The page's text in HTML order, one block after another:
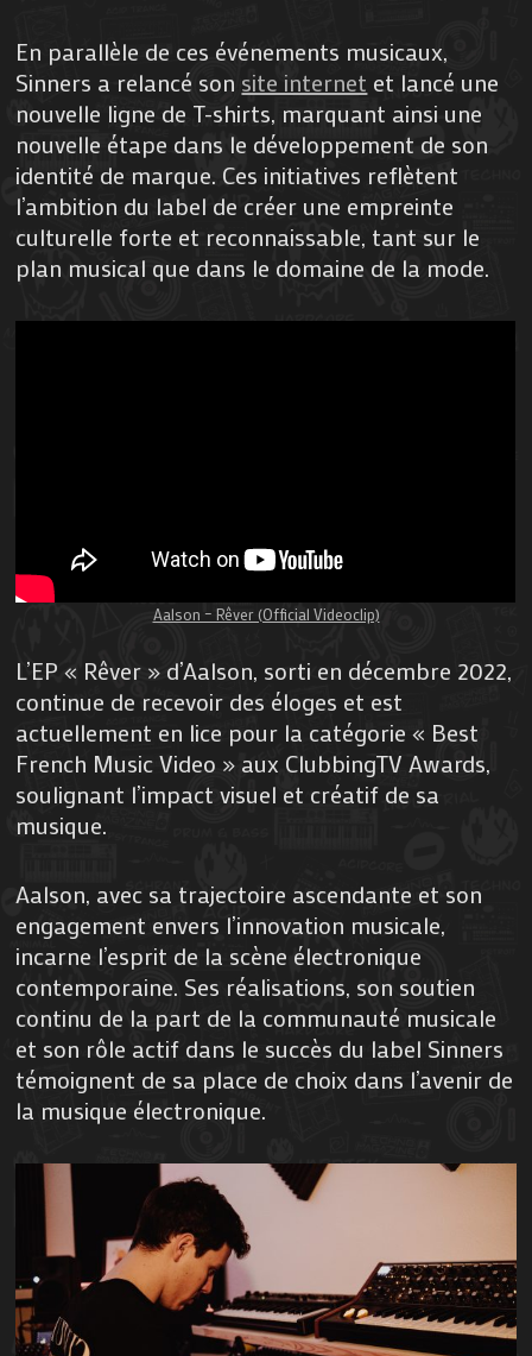
En parallèle de ces événements musicaux,
Sinners a relancé son site internet et lancé une
nouvelle ligne de T-shirts, marquant ainsi une
nouvelle étape dans le développement de son
identité de marque. Ces initiatives reflètent
l’ambition du label de créer une empreinte
culturelle forte et reconnaissable, tant sur le
plan musical que dans le domaine de la mode.
Aalson – Rêver (Official Videoclip)
L’EP « Rêver » d’Aalson, sorti en décembre 2022,
continue de recevoir des éloges et est
actuellement en lice pour la catégorie « Best
French Music Video » aux ClubbingTV Awards,
soulignant l’impact visuel et créatif de sa
musique.
Aalson, avec sa trajectoire ascendante et son
engagement envers l’innovation musicale,
incarne l’esprit de la scène électronique
contemporaine. Ses réalisations, son soutien
continu de la part de la communauté musicale
et son rôle actif dans le succès du label Sinners
témoignent de sa place de choix dans l’avenir de
la musique électronique.